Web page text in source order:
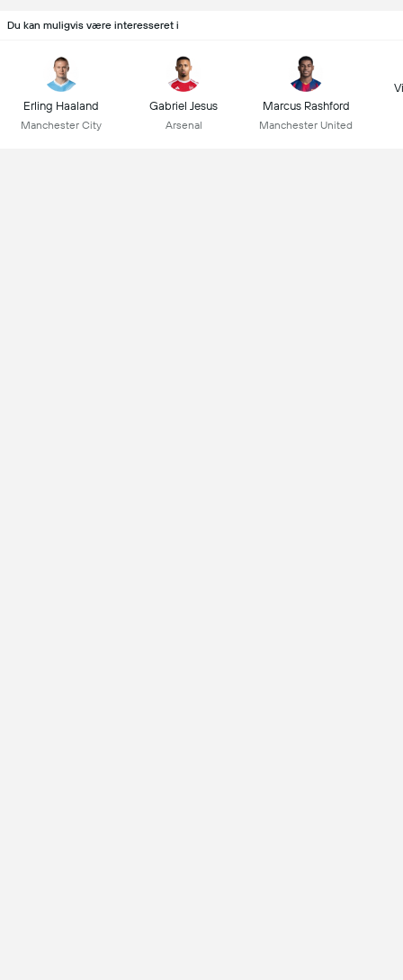
Du kan muligvis være interesseret i
Erling Haaland
Manchester City
Gabriel Jesus
Arsenal
Marcus Rashford
Manchester United